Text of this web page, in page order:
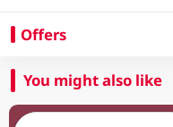
Offers
You might also like